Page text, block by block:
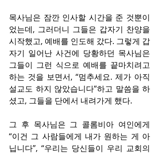
목사님은 잠깐 인사할 시간을 준 것뿐이
었는데, 그러더니 그들은 갑자기 찬양을
시작했고, 예배를 인도해 갔다. 그렇게 갑
자기 일어난 사건에 당황하던 목사님은
그들이 그런 식으로 예배를 끝마치려고
하는 것을 보면서, “멈추세요. 제가 아직
설교도 하지 않았습니다”하고 말씀을 하
셨고, 그들을 단에서 내려가게 했다.
그 후 목사님은 그 콜롬비아 여인에게
“이건 그 사람들에게 내가 원하는 게 아
닙니다”, “우리는 당신들이 우리 교회의